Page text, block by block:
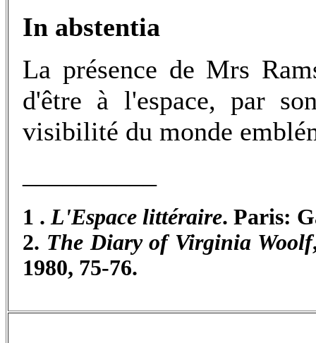
In abstentia
La présence de Mrs
d'être à l'espace, par
visibilité du monde
1 . L'Espace littéraire. Paris:
2. The Diary of Virginia Woolf
1980, 75-76.